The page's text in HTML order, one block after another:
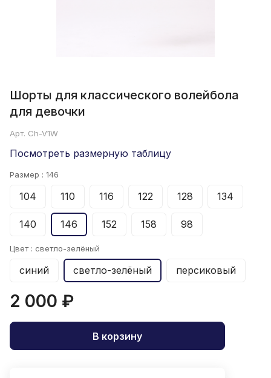
Шорты для классического волейбола
для девочки
Арт. Ch-V1W
Посмотреть размерную таблицу
Размер : 146
104 110 116 122 128 134
140 146 152 158 98
Цвет : светло-зелёный
синий светло-зелёный персиковый
2 000 ₽
В корзину